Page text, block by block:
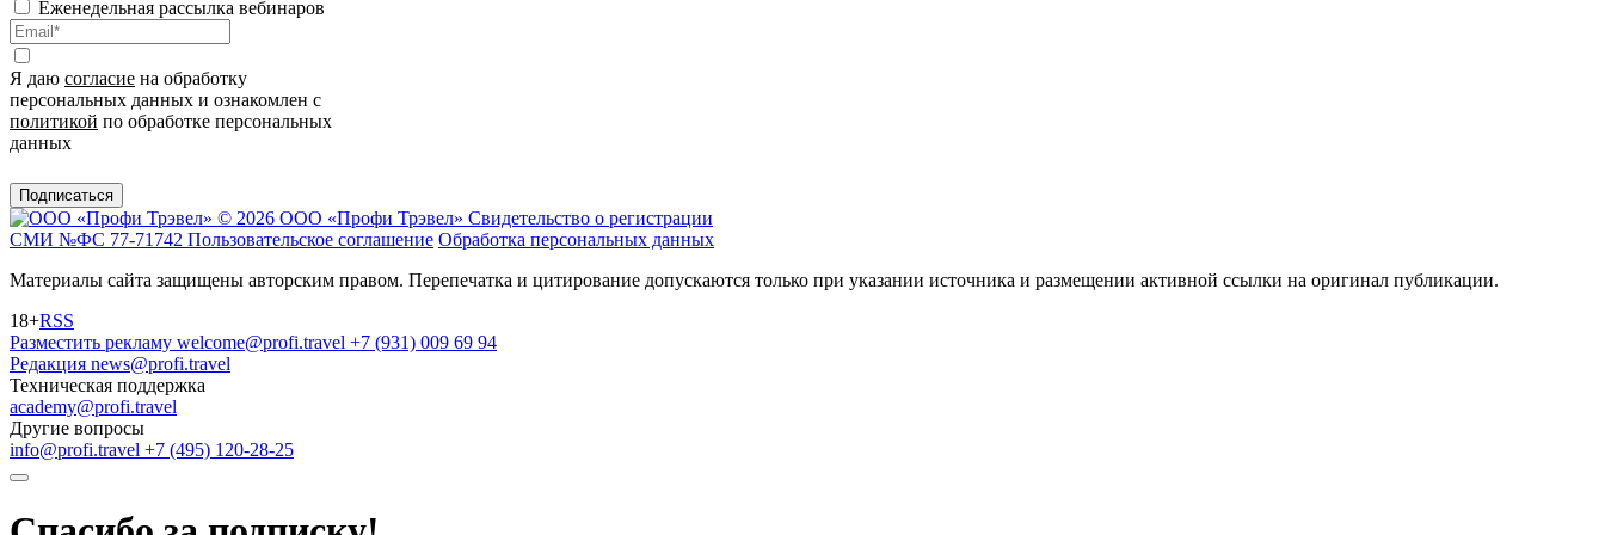
Еженедельная рассылка вебинаров
Я даю согласие на обработку
персональных данных и ознакомлен с
политикой по обработке персональных
данных
Подписаться
© 2026 ООО «Профи Трэвeл» Свидетельство о регистрации
СМИ №ФС 77-71742 Пользовательское соглашение Обработка персональных данных
Материалы сайта защищены авторским правом. Перепечатка и цитирование допускаются только при указании источника и размещении активной ссылки на оригинал публикации.
18+RSS
Разместить рекламу welcome@profi.travel +7 (931) 009 69 94
Редакция news@profi.travel
Техническая поддержка
academy@profi.travel
Другие вопросы
info@profi.travel +7 (495) 120-28-25